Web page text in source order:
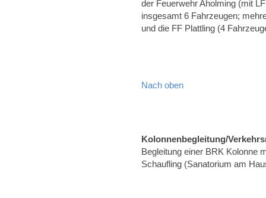
der Feuerwehr Aholming (mit
insgesamt 6 Fahrzeugen;
und die FF Plattling (4
Nach oben
Kolonnenbegleitung/
Begleitung einer BRK Kolonne
Schaufling (Sanatorium am